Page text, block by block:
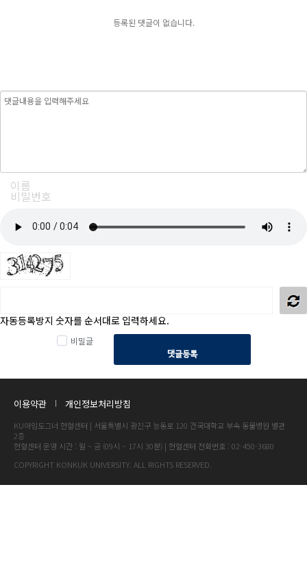
등록된 댓글이 없습니다.
자동등록방지 숫자를 순서대로 입력하세요.
비밀글
댓글등록
이용약관 개인정보처리방침
KU아임도그너 헌혈센터 | 서울특별시 광진구 능동로 120 건국대학교 부속 동물병원 별관
2층
헌혈센터 운영 시간 : 월 ~ 금 (09시 ~ 17시 30분) | 헌혈센터 전화번호 : 02-450-3680
COPYRIGHT KONKUK UNIVERSITY. ALL RIGHTS RESERVED.